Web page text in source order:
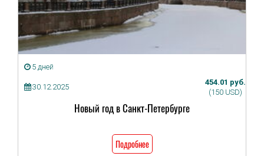
5 дней
30.12.2025
454.01 руб.
(150 USD)
Новый год в Санкт-Петербурге
Подробнее